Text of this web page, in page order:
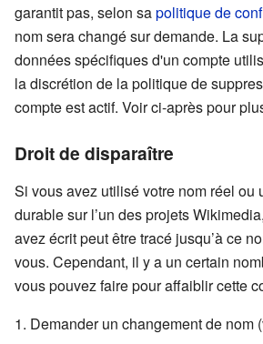
garantit pas, selon sapolitique de
nom sera changé sur demande. La
données spécifiques d'un compte
la discrétion de la politique de
compte est actif. Voir ci-après pour
Droit de disparaître
Si vous avez utilisé votre nom réel ou
durable sur l’un des projets
avez écrit peut être tracé jusqu’à ce
vous. Cependant, il y a un certain
vous pouvez faire pour affaiblir cette
Demander un changement de nom